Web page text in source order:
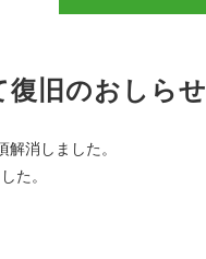
復旧のおしらせ
消しました。
た。